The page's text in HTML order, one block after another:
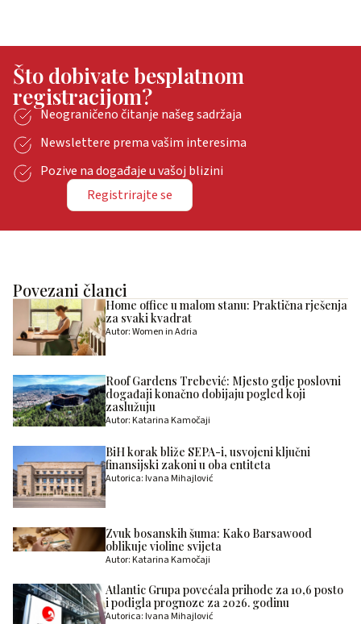
Što dobivate besplatnom
registracijom?
Neograničeno čitanje našeg sadržaja
Newslettere prema vašim interesima
Pozive na događaje u vašoj blizini
Registrirajte se
Povezani članci
Home office u malom stanu: Praktična rješenja
za svaki kvadrat
Autor: Women in Adria
Roof Gardens Trebević: Mjesto gdje poslovni
događaji konačno dobijaju pogled koji
zaslužuju
Autor: Katarina Kamočaji
BiH korak bliže SEPA-i, usvojeni ključni
finansijski zakoni u oba entiteta
Autorica: Ivana Mihajlović
Zvuk bosanskih šuma: Kako Barsawood
oblikuje violine svijeta
Autor: Katarina Kamočaji
Atlantic Grupa povećala prihode za 10,6 posto
i podigla prognoze za 2026. godinu
Autorica: Ivana Mihajlović